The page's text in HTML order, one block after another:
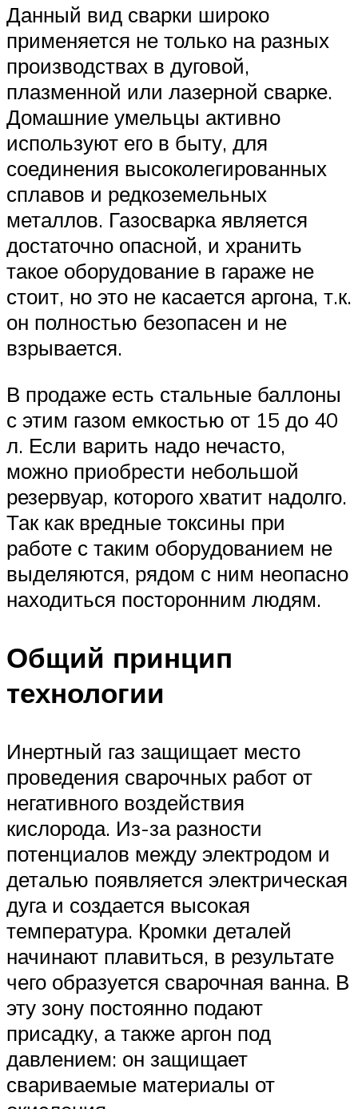
Данный вид сварки широко
применяется не только на разных
производствах в дуговой,
плазменной или лазерной сварке.
Домашние умельцы активно
используют его в быту, для
соединения высоколегированных
сплавов и редкоземельных
металлов. Газосварка является
достаточно опасной, и хранить
такое оборудование в гараже не
стоит, но это не касается аргона, т.к.
он полностью безопасен и не
взрывается.
В продаже есть стальные баллоны
с этим газом емкостью от 15 до 40
л. Если варить надо нечасто,
можно приобрести небольшой
резервуар, которого хватит надолго.
Так как вредные токсины при
работе с таким оборудованием не
выделяются, рядом с ним неопасно
находиться посторонним людям.
Общий принцип
технологии
Инертный газ защищает место
проведения сварочных работ от
негативного воздействия
кислорода. Из-за разности
потенциалов между электродом и
деталью появляется электрическая
дуга и создается высокая
температура. Кромки деталей
начинают плавиться, в результате
чего образуется сварочная ванна. В
эту зону постоянно подают
присадку, а также аргон под
давлением: он защищает
свариваемые материалы от